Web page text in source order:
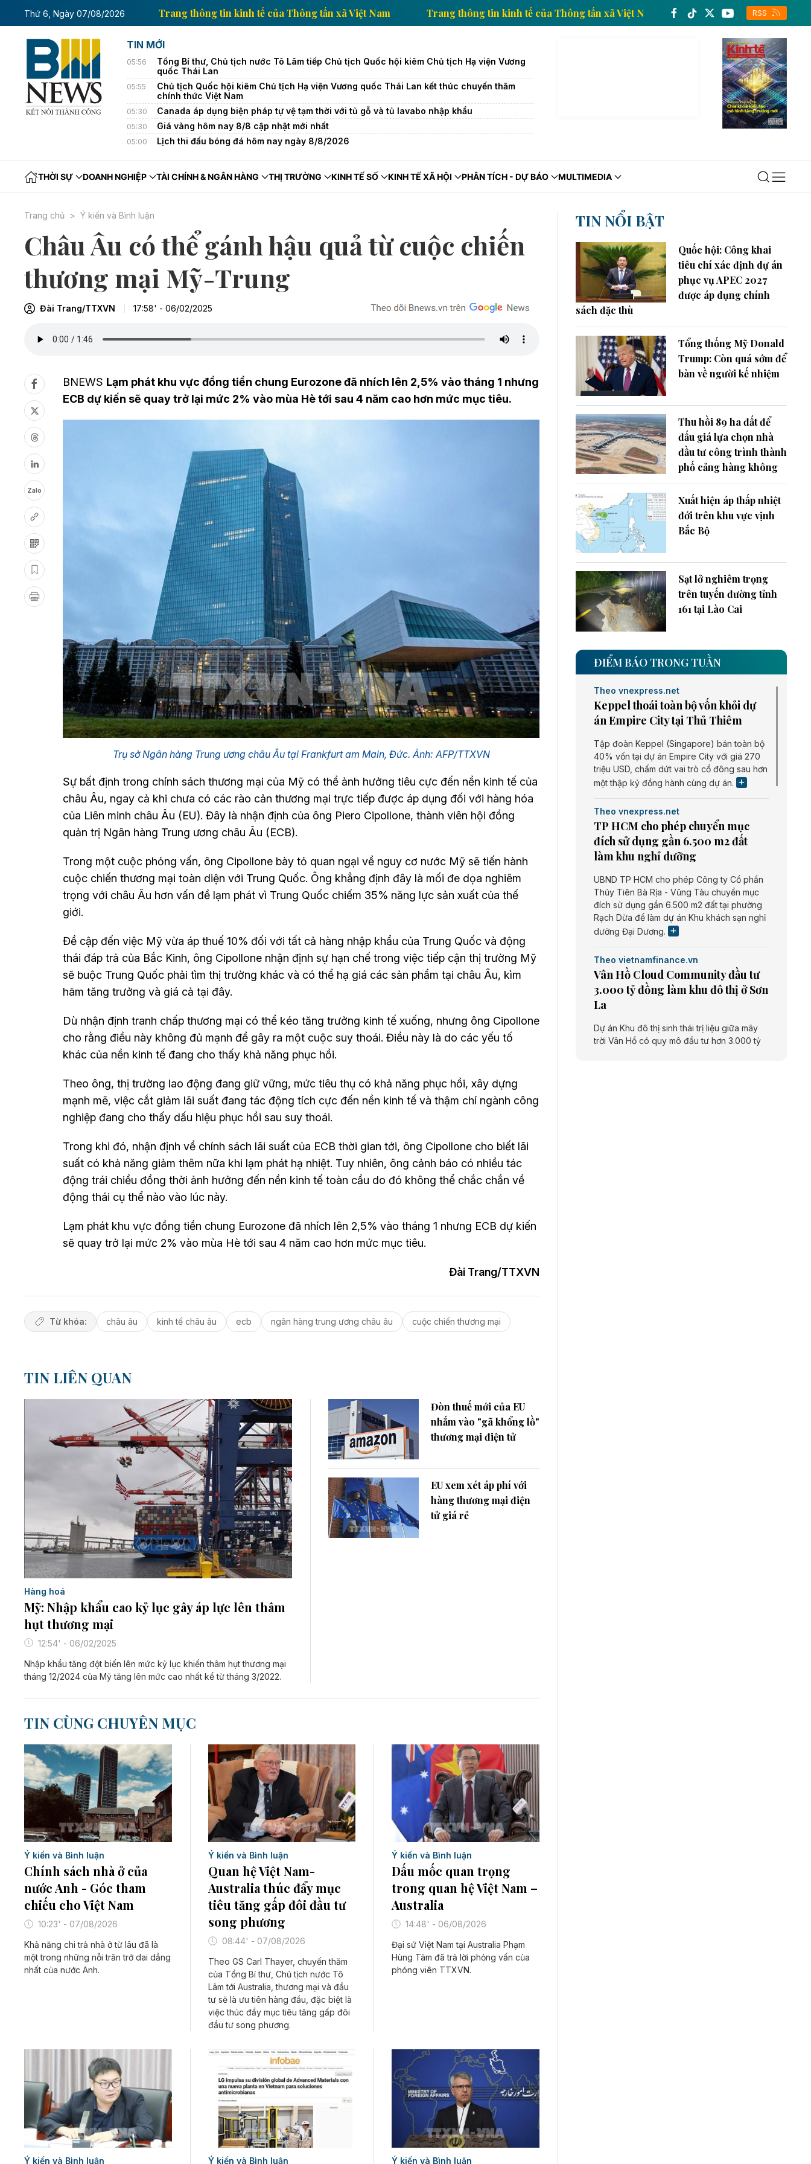
Thứ 6, Ngày 07/08/2026
kinh tế của Thông tấn xã Việt Nam Trang thông tin kinh tế của Thông tấn xã Việt Nam Trang thông tin kinh tế của Thông tấn xã Việt Nam Trang thông
RSS
TIN MỚI
05:56
Tổng Bí thư, Chủ tịch nước Tô Lâm tiếp Chủ tịch Quốc hội kiêm Chủ tịch Hạ viện Vương
quốc Thái Lan
05:55
Chủ tịch Quốc hội kiêm Chủ tịch Hạ viện Vương quốc Thái Lan kết thúc chuyến thăm
chính thức Việt Nam
05:30 Canada áp dụng biện pháp tự vệ tạm thời với tủ gỗ và tủ lavabo nhập khẩu
05:30 Giá vàng hôm nay 8/8 cập nhật mới nhất
05:00 Lịch thi đấu bóng đá hôm nay ngày 8/8/2026
THỜI SỰ DOANH NGHIỆP TÀI CHÍNH & NGÂN HÀNG THỊ TRƯỜNG KINH TẾ SỐ KINH TẾ XÃ HỘI PHÂN TÍCH - DỰ BÁO MULTIMEDIA
Trang chủ Ý kiến và Bình luận
Châu Âu có thể gánh hậu quả từ cuộc chiến
thương mại Mỹ-Trung
Đài Trang/TTXVN 17:58' - 06/02/2025
Zalo
BNEWS Lạm phát khu vực đồng tiền chung Eurozone đã nhích lên 2,5% vào tháng 1 nhưng
ECB dự kiến sẽ quay trở lại mức 2% vào mùa Hè tới sau 4 năm cao hơn mức mục tiêu.
Trụ sở Ngân hàng Trung ương châu Âu tại Frankfurt am Main, Đức. Ảnh: AFP/TTXVN
Sự bất định trong chính sách thương mại của Mỹ có thể ảnh hưởng tiêu cực đến nền kinh tế của
châu Âu, ngay cả khi chưa có các rào cản thương mại trực tiếp được áp dụng đối với hàng hóa
của Liên minh châu Âu (EU). Đây là nhận định của ông Piero Cipollone, thành viên hội đồng
quản trị Ngân hàng Trung ương châu Âu (ECB).
Trong một cuộc phỏng vấn, ông Cipollone bày tỏ quan ngại về nguy cơ nước Mỹ sẽ tiến hành
cuộc chiến thương mại toàn diện với Trung Quốc. Ông khẳng định đây là mối đe dọa nghiêm
trọng với châu Âu hơn vấn đề lạm phát vì Trung Quốc chiếm 35% năng lực sản xuất của thế
giới.
Đề cập đến việc Mỹ vừa áp thuế 10% đối với tất cả hàng nhập khẩu của Trung Quốc và động
thái đáp trả của Bắc Kinh, ông Cipollone nhận định sự hạn chế trong việc tiếp cận thị trường Mỹ
sẽ buộc Trung Quốc phải tìm thị trường khác và có thể hạ giá các sản phẩm tại châu Âu, kìm
hãm tăng trưởng và giá cả tại đây.
Dù nhận định tranh chấp thương mại có thể kéo tăng trưởng kinh tế xuống, nhưng ông Cipollone
cho rằng điều này không đủ mạnh để gây ra một cuộc suy thoái. Điều này là do các yếu tố
khác của nền kinh tế đang cho thấy khả năng phục hồi.
Theo ông, thị trường lao động đang giữ vững, mức tiêu thụ có khả năng phục hồi, xây dựng
mạnh mẽ, việc cắt giảm lãi suất đang tác động tích cực đến nền kinh tế và thậm chí ngành công
nghiệp đang cho thấy dấu hiệu phục hồi sau suy thoái.
Trong khi đó, nhận định về chính sách lãi suất của ECB thời gian tới, ông Cipollone cho biết lãi
suất có khả năng giảm thêm nữa khi lạm phát hạ nhiệt. Tuy nhiên, ông cảnh báo có nhiều tác
động trái chiều đồng thời ảnh hưởng đến nền kinh tế toàn cầu do đó không thể chắc chắn về
động thái cụ thể nào vào lúc này.
Lạm phát khu vực đồng tiền chung Eurozone đã nhích lên 2,5% vào tháng 1 nhưng ECB dự kiến
sẽ quay trở lại mức 2% vào mùa Hè tới sau 4 năm cao hơn mức mục tiêu.
Đài Trang/TTXVN
Từ khóa: châu âu kinh tế châu âu ecb ngân hàng trung ương châu âu cuộc chiến thương mại
TIN LIÊN QUAN
Hàng hoá
Mỹ: Nhập khẩu cao kỷ lục gây áp lực lên thâm
hụt thương mại
12:54' - 06/02/2025
Nhập khẩu tăng đột biến lên mức kỷ lục khiến thâm hụt thương mại
tháng 12/2024 của Mỹ tăng lên mức cao nhất kể từ tháng 3/2022.
Đòn thuế mới của EU
nhắm vào "gã khổng lồ"
thương mại điện tử
EU xem xét áp phí với
hàng thương mại điện
tử giá rẻ
TIN CÙNG CHUYÊN MỤC
Ý kiến và Bình luận
Chính sách nhà ở của
nước Anh - Góc tham
chiếu cho Việt Nam
10:23' - 07/08/2026
Khả năng chi trả nhà ở từ lâu đã là
một trong những nỗi trăn trở dai dẳng
nhất của nước Anh.
Ý kiến và Bình luận
Quan hệ Việt Nam-
Australia thúc đẩy mục
tiêu tăng gấp đôi đầu tư
song phương
08:44' - 07/08/2026
Theo GS Carl Thayer, chuyến thăm
của Tổng Bí thư, Chủ tịch nước Tô
Lâm tới Australia, thương mại và đầu
tư sẽ là ưu tiên hàng đầu, đặc biệt là
việc thúc đẩy mục tiêu tăng gấp đôi
đầu tư song phương.
Ý kiến và Bình luận
Dấu mốc quan trọng
trong quan hệ Việt Nam –
Australia
14:48' - 06/08/2026
Đại sứ Việt Nam tại Australia Phạm
Hùng Tâm đã trả lời phỏng vấn của
phóng viên TTXVN.
Ý kiến và Bình luận Ý kiến và Bình luận Ý kiến và Bình luận
TIN NỔI BẬT
Quốc hội: Công khai
tiêu chí xác định dự án
phục vụ APEC 2027
được áp dụng chính
sách đặc thù
Tổng thống Mỹ Donald
Trump: Còn quá sớm để
bàn về người kế nhiệm
Thu hồi 89 ha đất để
đấu giá lựa chọn nhà
đầu tư công trình thành
phố cảng hàng không
Xuất hiện áp thấp nhiệt
đới trên khu vực vịnh
Bắc Bộ
Sạt lở nghiêm trọng
trên tuyến đường tỉnh
161 tại Lào Cai
ĐIỂM BÁO TRONG TUẦN
Theo vnexpress.net
Keppel thoái toàn bộ vốn khỏi dự
án Empire City tại Thủ Thiêm
Tập đoàn Keppel (Singapore) bán toàn bộ
40% vốn tại dự án Empire City với giá 270
triệu USD, chấm dứt vai trò cổ đông sau hơn
một thập kỷ đồng hành cùng dự án.
Theo vnexpress.net
TP HCM cho phép chuyển mục
đích sử dụng gần 6.500 m2 đất
làm khu nghỉ dưỡng
UBND TP HCM cho phép Công ty Cổ phần
Thủy Tiên Bà Rịa - Vũng Tàu chuyển mục
đích sử dụng gần 6.500 m2 đất tại phường
Rạch Dừa để làm dự án Khu khách sạn nghỉ
dưỡng Đại Dương.
Theo vietnamfinance.vn
Vân Hồ Cloud Community đầu tư
3.000 tỷ đồng làm khu đô thị ở Sơn
La
Dự án Khu đô thị sinh thái trị liệu giữa mây
trời Vân Hồ có quy mô đầu tư hơn 3.000 tỷ